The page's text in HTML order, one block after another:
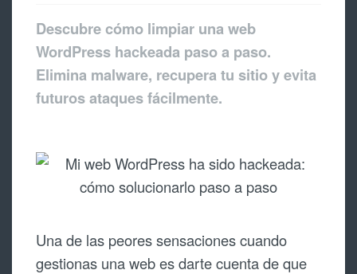
Descubre cómo limpiar una web
WordPress hackeada paso a paso.
Elimina malware, recupera tu sitio y evita
futuros ataques fácilmente.
Una de las peores sensaciones cuando
gestionas una web es darte cuenta de que